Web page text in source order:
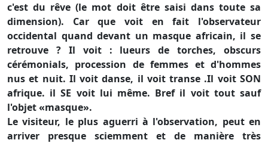
c'est du rêve (le mot doit être saisi dans toute sa
dimension). Car que voit en fait l'observateur
occidental quand devant un masque africain, il se
retrouve ? Il voit : lueurs de torches, obscurs
cérémonials, procession de femmes et d'hommes
nus et nuit. Il voit danse, il voit transe .Il voit SON
afrique. il SE voit lui même. Bref il voit tout sauf
l'objet «masque».
Le visiteur, le plus aguerri à l'observation, peut en
arriver presque sciemment et de manière très